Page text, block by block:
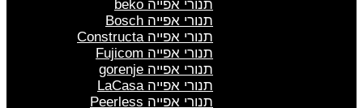
תנורי אפייה beko
תנורי אפייה Bosch
תנורי אפייה Constructa
תנורי אפייה Fujicom
תנורי אפייה gorenje
תנורי אפייה LaCasa
תנורי אפייה Peerless